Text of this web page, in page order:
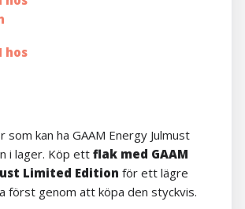
som kan ha GAAM Energy Julmust
i lager. Köp ettflak med GAAM
Limited Edition för ett lägre
först genom att köpa den styckvis.